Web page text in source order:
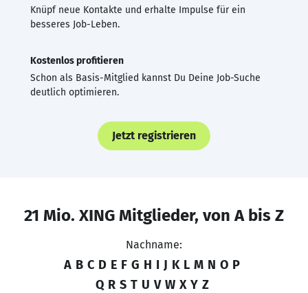
Knüpf neue Kontakte und erhalte Impulse für ein
besseres Job-Leben.
Kostenlos profitieren
Schon als Basis-Mitglied kannst Du Deine Job-Suche
deutlich optimieren.
Jetzt registrieren
21 Mio. XING Mitglieder, von A bis Z
Nachname:
A B C D E F G H I J K L M N O P
Q R S T U V W X Y Z